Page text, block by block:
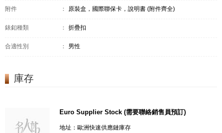
附件 ： 原裝盒，國際聯保卡，說明書 (附件齊全)
錶釦種類 ： 折疊扣
合適性別 ： 男性
庫存
Euro Supplier Stock (需要聯絡銷售員預訂)
地址：歐洲快速供應鏈庫存